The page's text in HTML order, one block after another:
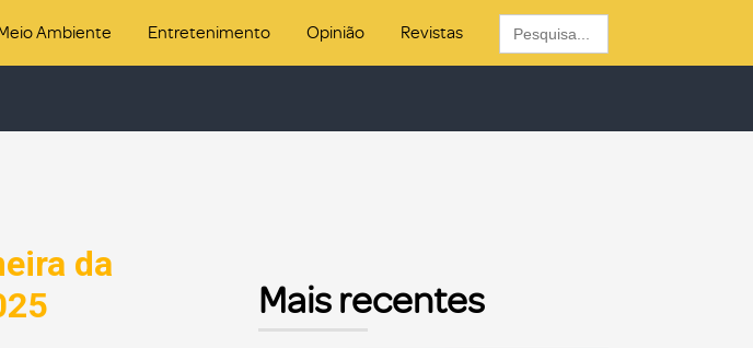
Ambiente Entretenimento Opinião Revistas
Search
for:
da
Mais recentes